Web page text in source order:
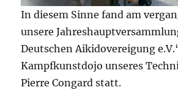
In diesem Sinne fand am
unsere
Deutschen Aikidovereigung
Kampfkunstdojo unseres
Pierre Congard statt.